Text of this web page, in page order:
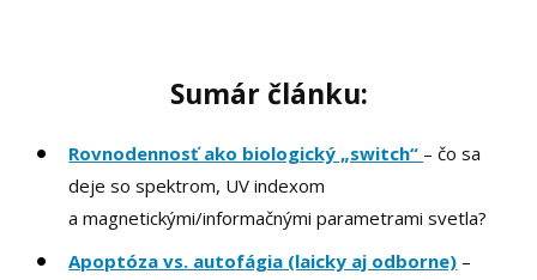
Sumár článku:
Rovnodennosť ako biologický „switch“ – čo sa
deje so spektrom, UV indexom
a magnetickými/informačnými parametrami svetla?
Apoptóza vs. autofágia (laicky aj odborne) –